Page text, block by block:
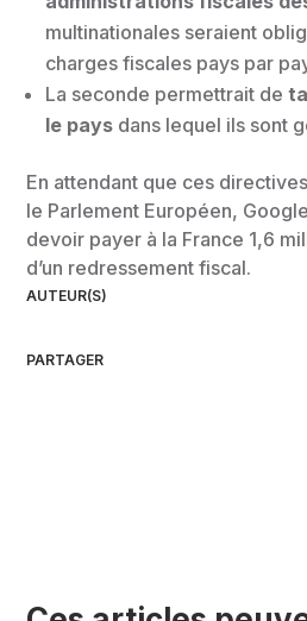
AUTEUR(S)
PARTAGER
multinationales seraient
charges fiscales pays par
La seconde permettrait de
le pays dans lequel ils sont
En attendant que ces
le Parlement Européen,
devoir payer à la France 1,6
d’un redressement fiscal.